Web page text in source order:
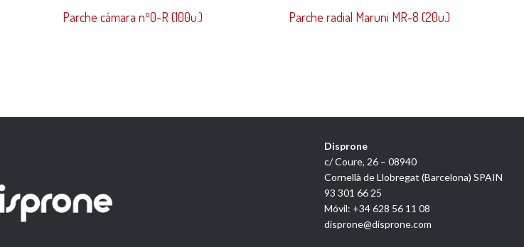
Parche cámara nº0-R (100u.) Parche radial Maruni MR-8 (20u.)
Disprone
c/ Coure, 26 – 08940
Cornellà de Llobregat (Barcelona) SPAIN
93 301 66 25
Móvil: +34 628 56 11 08
disprone@disprone.com